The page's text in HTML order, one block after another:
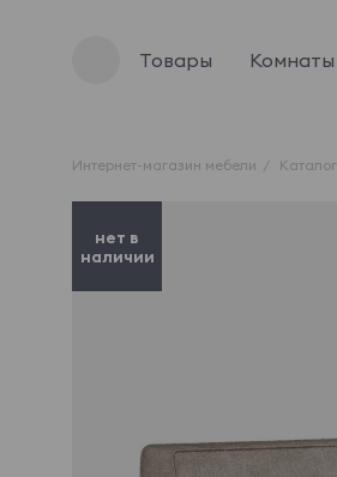
Товары Комнаты
Интернет-магазин мебели Каталог
нет в
наличии